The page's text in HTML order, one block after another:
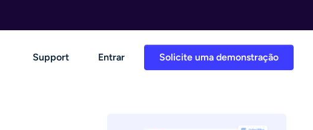
Solicite uma demonstração
Support Entrar